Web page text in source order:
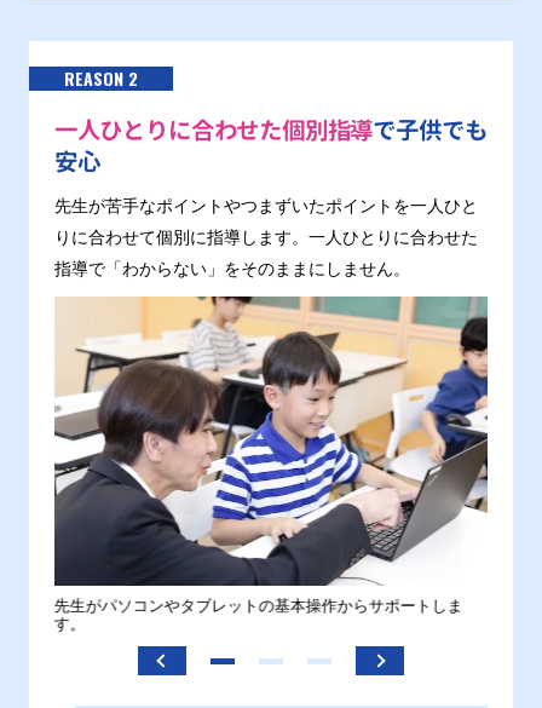
REASON 2
一人ひとりに合わせた個別指導で子供でも
安心
先生が苦手なポイントやつまずいたポイントを一人ひと
りに合わせて個別に指導します。一人ひとりに合わせた
指導で「わからない」をそのままにしません。
先生がパソコンやタブレットの基本操作からサポートしま
す。